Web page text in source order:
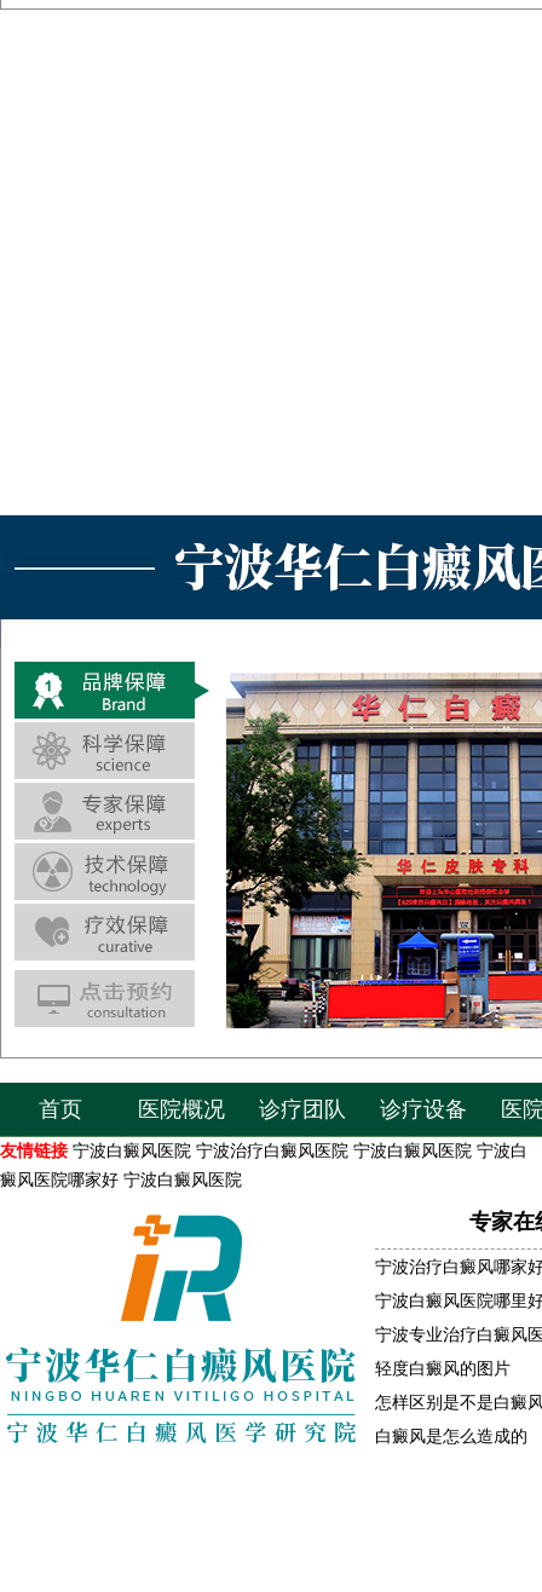
首页 医院概况 诊疗团队 诊疗设备 医
友情链接 宁波白癜风医院 宁波治疗白癜风医院 宁波白癜风医院 宁波白
癜风医院哪家好 宁波白癜风医院
专家在
宁波治疗白癜风哪家
宁波白癜风医院哪里
宁波专业治疗白癜风
轻度白癜风的图片
怎样区别是不是白癜
白癜风是怎么造成的